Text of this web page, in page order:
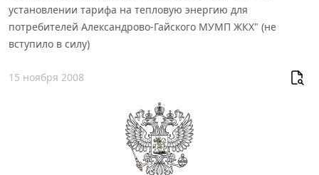
установлении тарифа на тепловую энергию для
потребителей Александрово-Гайского МУМП ЖКХ" (не
вступило в силу)
15 ноября 2008